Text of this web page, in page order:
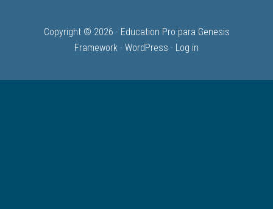
Copyright © 2026 · Education Pro para Genesis
Framework · WordPress · Log in